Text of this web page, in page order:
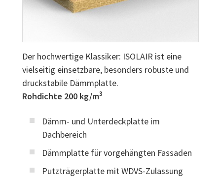
Der hochwertige Klassiker: ISOLAIR ist eine
vielseitig einsetzbare, besonders robuste und
druckstabile Dämmplatte.
Rohdichte 200 kg/m3
Dämm- und Unterdeckplatte im
Dachbereich
Dämmplatte für vorgehängten Fassaden
Putzträgerplatte mit WDVS-Zulassung